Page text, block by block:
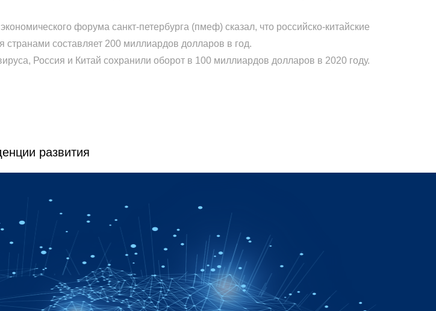
форума санкт-петербурга (пмеф) сказал, что российско-китайские
составляет 200 миллиардов долларов в год.
Россия и Китай сохранили оборот в 100 миллиардов долларов в 2020 году.
развития